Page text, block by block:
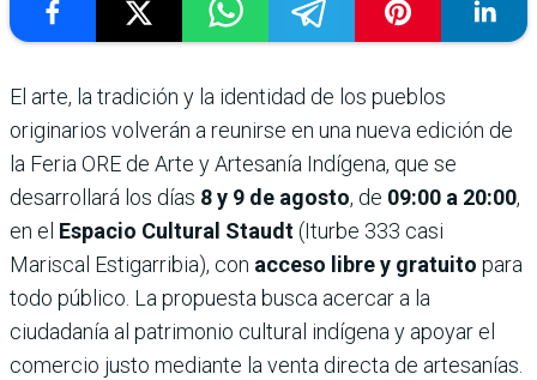
El arte, la tradición y la identidad de los pueblos
originarios volverán a reunirse en una nueva edición de
la Feria ORE de Arte y Artesanía Indígena, que se
desarrollará los días 8 y 9 de agosto, de 09:00 a 20:00,
en el Espacio Cultural Staudt(Iturbe 333 casi
Mariscal Estigarribia), con acceso libre y gratuito para
todo público. La propuesta busca acercar a la
ciudadanía al patrimonio cultural indígena y apoyar el
comercio justo mediante la venta directa de artesanías.